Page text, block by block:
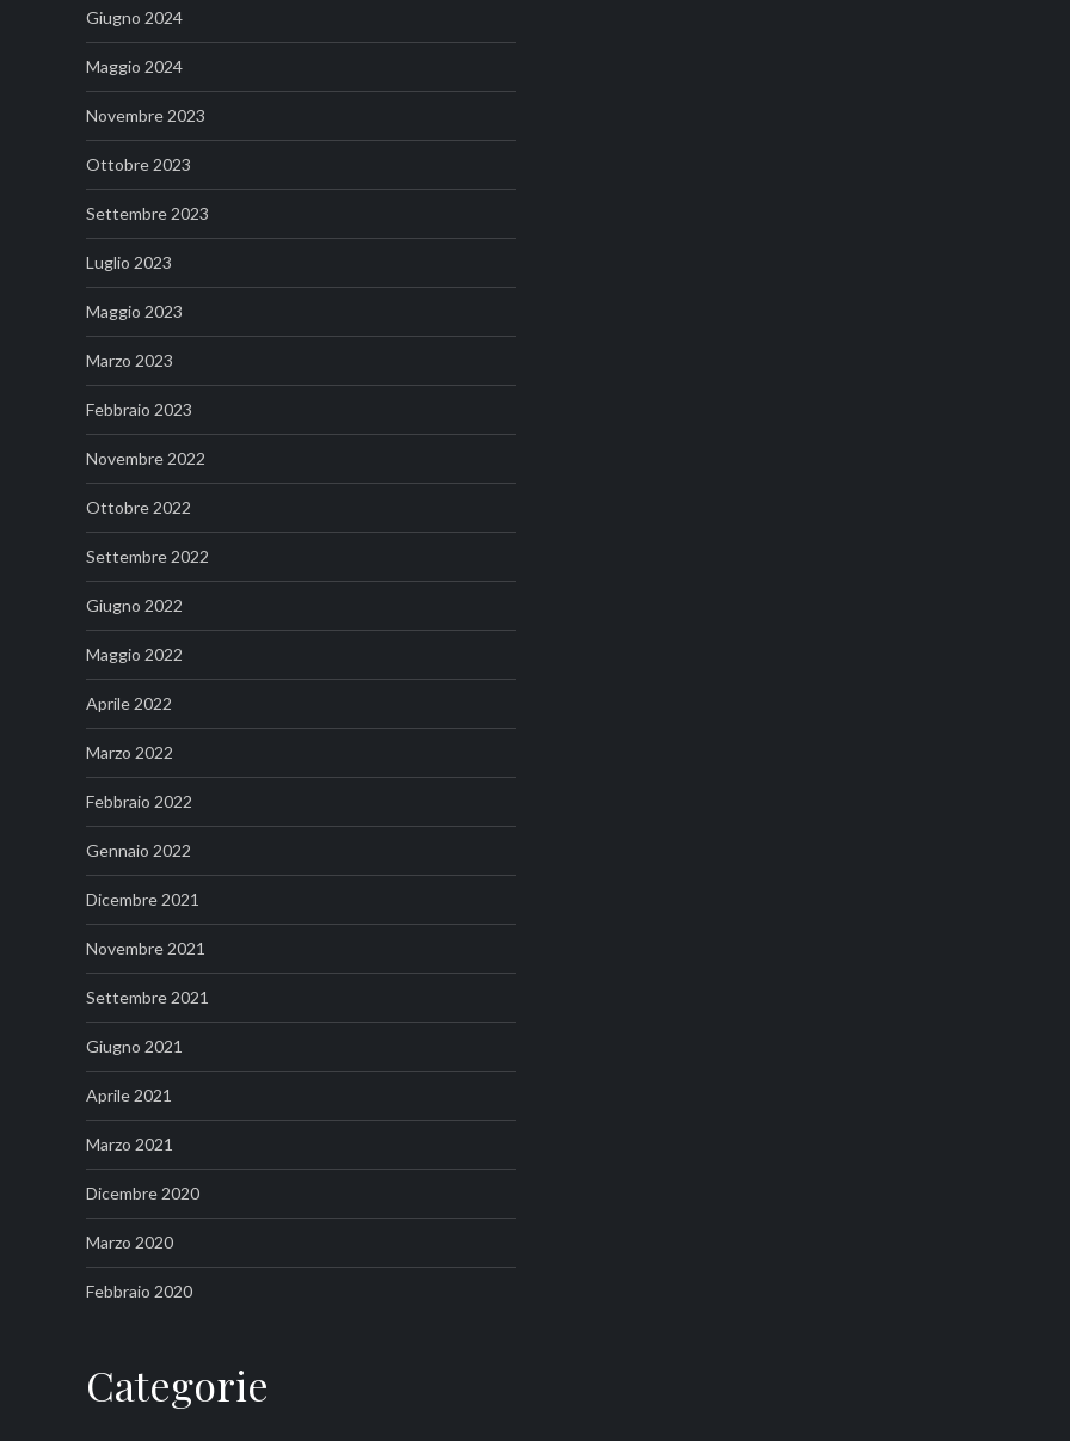
Giugno 2024
Maggio 2024
Novembre 2023
Ottobre 2023
Settembre 2023
Luglio 2023
Maggio 2023
Marzo 2023
Febbraio 2023
Novembre 2022
Ottobre 2022
Settembre 2022
Giugno 2022
Maggio 2022
Aprile 2022
Marzo 2022
Febbraio 2022
Gennaio 2022
Dicembre 2021
Novembre 2021
Settembre 2021
Giugno 2021
Aprile 2021
Marzo 2021
Dicembre 2020
Marzo 2020
Febbraio 2020
Categorie